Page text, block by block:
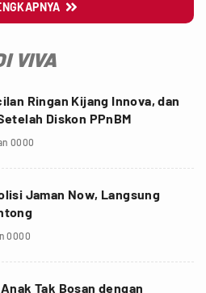

VIVA
Ringan Kijang Innova, dan
Diskon PPnBM
0000
Jaman Now, Langsung
0000
Tak Bosan dengan